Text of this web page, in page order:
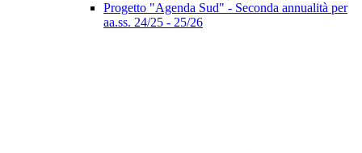
Progetto "Agenda Sud" - Seconda annualità per
aa.ss. 24/25 - 25/26